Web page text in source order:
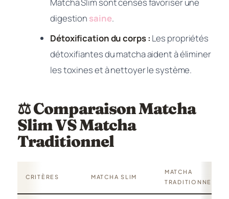
digestion saine.
Détoxification du corps : Les propriétés
détoxifiantes du matcha aident à éliminer
les toxines et à nettoyer le système.
⚖️ Comparaison Matcha
Slim VS Matcha
Traditionnel
CRITÈRES MATCHA SLIM
MATCHA
TRADITIONNEL